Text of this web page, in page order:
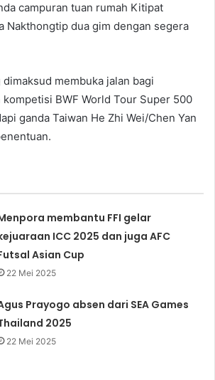
campuran tuan rumah Kitipat
Nakthongtip dua gim dengan segera
dimaksud membuka jalan bagi
kompetisi BWF World Tour Super 500
ganda Taiwan He Zhi Wei/Chen Yan
membantu FFI gelar
ICC 2025 dan juga AFC
Asian Cup
22 Mei 2025
Prayogo absen dari SEA Games
2025
22 Mei 2025